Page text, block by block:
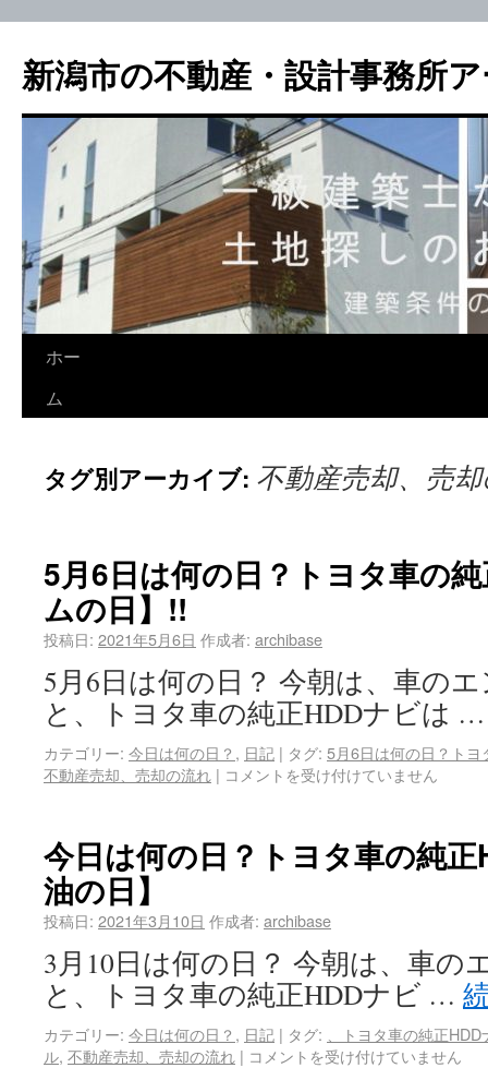
新潟市の不動産・設計事務所
ホー
ム
タグ別アーカイブ: 不動産売却、売
5月6日は何の日？トヨタ車の
ムの日】!!
投稿日: 2021年5月6日 作成者: archibase
5月6日は何の日？ 今朝は、車の
と、トヨタ車の純正HDDナビは
カテゴリー: 今日は何の日？ , 日記 | タグ: 5月6日は何の日？ト
不動産売却、売却の流れ | コメントを受け付けていません
今日は何の日？トヨタ車の純
油の日】
投稿日: 2021年3月10日 作成者: archibase
3月10日は何の日？ 今朝は、車の
と、トヨタ車の純正HDDナビ …
カテゴリー: 今日は何の日？ , 日記 | タグ:
、トヨタ車の純正
ル, 不動産売却、売却の流れ | コメントを受け付けていません